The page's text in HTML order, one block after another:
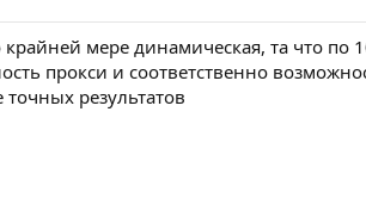
мере динамическая, та что по
прокси и соответственно
результатов